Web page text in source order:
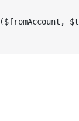
($fromAccount,